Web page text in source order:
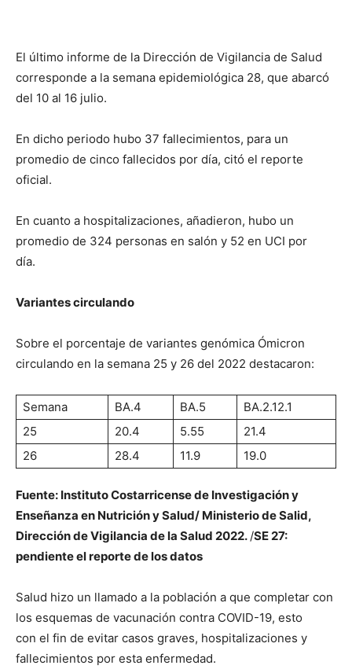
El último informe de la Dirección de Vigilancia de Salud
corresponde a la semana epidemiológica 28, que abarcó
del 10 al 16 julio.
En dicho periodo hubo 37 fallecimientos, para un
promedio de cinco fallecidos por día, citó el reporte
oficial.
En cuanto a hospitalizaciones, añadieron, hubo un
promedio de 324 personas en salón y 52 en UCI por
día.
Variantes circulando
Sobre el porcentaje de variantes genómica Ómicron
circulando en la semana 25 y 26 del 2022 destacaron:
Semana BA.4 BA.5
BA.2.12.1
25
20.4 5.55
21.4
26
28.4 11.9 19.0
Fuente: Instituto Costarricense de Investigación y
Enseñanza en Nutrición y Salud/ Ministerio de Salid,
Dirección de Vigilancia de la Salud 2022. /SE 27:
pendiente el reporte de los datos
Salud hizo un llamado a la población a que completar con
los esquemas de vacunación contra COVID-19, esto
con el fin de evitar casos graves, hospitalizaciones y
fallecimientos por esta enfermedad.